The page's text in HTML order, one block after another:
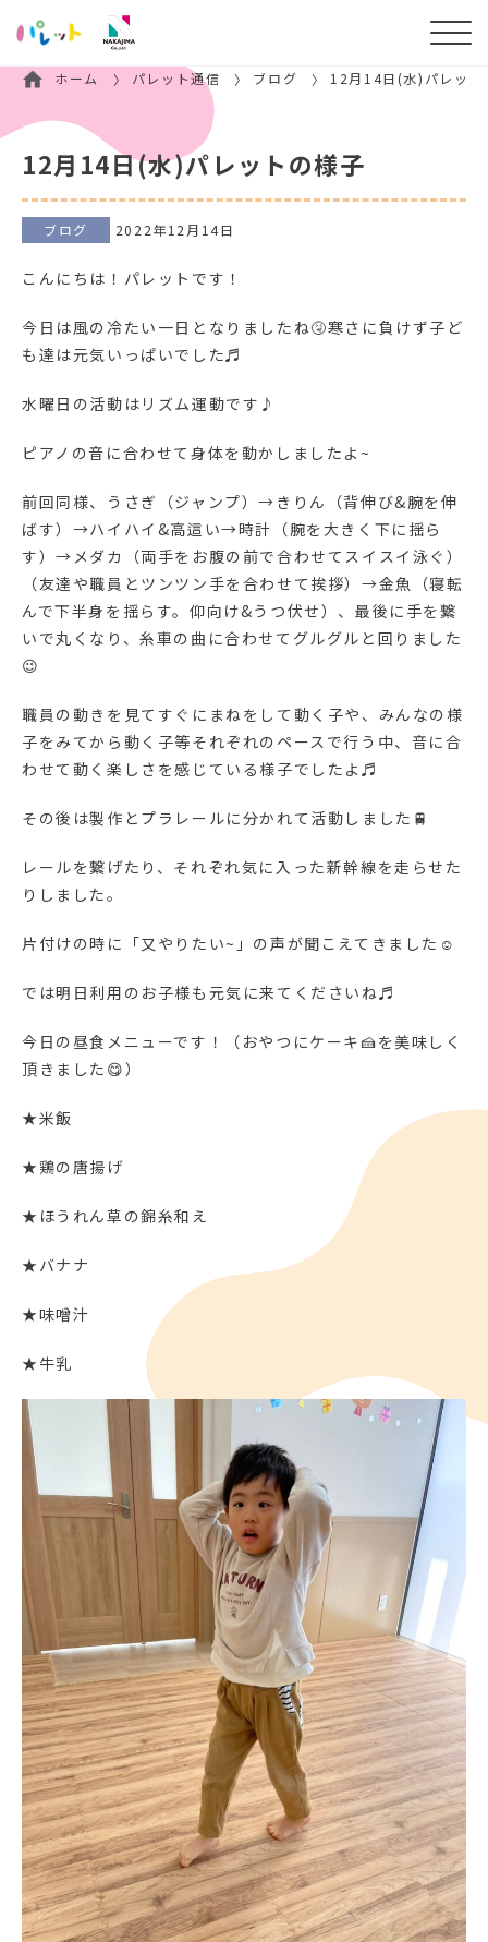
ホーム パレット通信 ブログ 12月14日(水)パレット
12月14日(水)パレットの様子
ブログ 2022年12月14日
こんにちは！パレットです！
今日は風の冷たい一日となりましたね🤧寒さに負けず子ど
も達は元気いっぱいでした♬
水曜日の活動はリズム運動です♪
ピアノの音に合わせて身体を動かしましたよ~
前回同様、うさぎ（ジャンプ）→きりん（背伸び&腕を伸
ばす）→ハイハイ&高這い→時計（腕を大きく下に揺ら
す）→メダカ（両手をお腹の前で合わせてスイスイ泳ぐ）
（友達や職員とツンツン手を合わせて挨拶）→金魚（寝転
んで下半身を揺らす。仰向け&うつ伏せ）、最後に手を繋
いで丸くなり、糸車の曲に合わせてグルグルと回りました
😉
職員の動きを見てすぐにまねをして動く子や、みんなの様
子をみてから動く子等それぞれのペースで行う中、音に合
わせて動く楽しさを感じている様子でしたよ♬
その後は製作とプラレールに分かれて活動しました🚆
レールを繋げたり、それぞれ気に入った新幹線を走らせた
りしました。
片付けの時に「又やりたい~」の声が聞こえてきました☺
では明日利用のお子様も元気に来てくださいね♬
今日の昼食メニューです！（おやつにケーキ🍰を美味しく
頂きました😋）
★米飯
★鶏の唐揚げ
★ほうれん草の錦糸和え
★バナナ
★味噌汁
★牛乳